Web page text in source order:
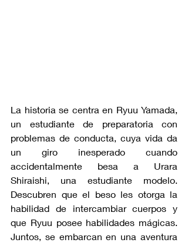
La historia se centra en Ryuu Yamada,
un estudiante de preparatoria con
problemas de conducta, cuya vida da
un giro inesperado cuando
accidentalmente besa a Urara
Shiraishi, una estudiante modelo.
Descubren que el beso les otorga la
habilidad de intercambiar cuerpos y
que Ryuu posee habilidades mágicas.
Juntos, se embarcan en una aventura